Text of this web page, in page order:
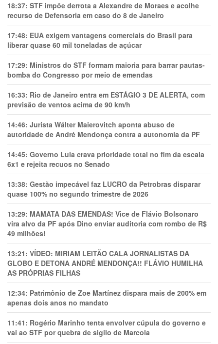
18:37: STF impõe derrota a Alexandre de Moraes e acolhe
recurso de Defensoria em caso do 8 de Janeiro
17:48: EUA exigem vantagens comerciais do Brasil para
liberar quase 60 mil toneladas de açúcar
17:29: Ministros do STF formam maioria para barrar pautas-
bomba do Congresso por meio de emendas
16:33: Rio de Janeiro entra em ESTÁGIO 3 DE ALERTA, com
previsão de ventos acima de 90 km/h
14:46: Jurista Wálter Maierovitch aponta abuso de
autoridade de André Mendonça contra a autonomia da PF
14:45: Governo Lula crava prioridade total no fim da escala
6x1 e rejeita recuos no Senado
13:38: Gestão impecável faz LUCRO da Petrobras disparar
quase 100% no segundo trimestre de 2026
13:29: MAMATA DAS EMENDAS! Vice de Flávio Bolsonaro
vira alvo da PF após Dino enviar auditoria com rombo de R$
49 milhões!
13:21: VÍDEO: MIRIAM LEITÃO CALA JORNALISTAS DA
GLOBO E DETONA ANDRÉ MENDONÇA!! FLÁVIO HUMILHA
AS PRÓPRIAS FILHAS
12:34: Patrimônio de Zoe Martínez dispara mais de 200% em
apenas dois anos no mandato
11:41: Rogério Marinho tenta envolver cúpula do governo e
vai ao STF por quebra de sigilo de Marcola